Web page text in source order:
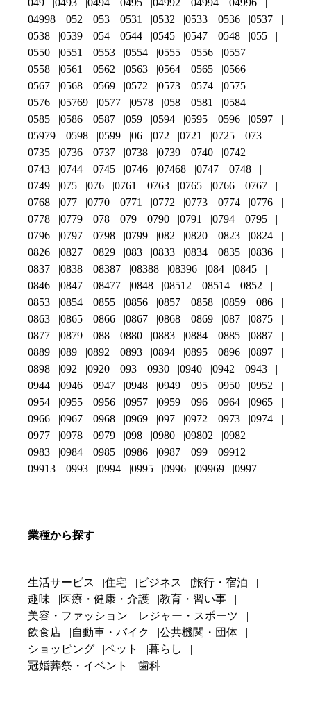
049 0493 0494 0495 04992 04994
04996
04998
052 053 0531 0532 0533 0536
0537
0538
0539 054 0544 0545 0547 0548
055
0550
0551 0553 0554 0555 0556
0557
0558
0561 0562 0563 0564 0565
0566
0567
0568 0569 0572 0573 0574
0575
0576
05769 0577 0578 058 0581
0584
0585
0586 0587 059 0594 0595 0596
0597
05979
0598 0599 06 072 0721 0725
073
0735
0736 0737 0738 0739 0740
0742
0743
0744 0745 0746 07468 0747
0748
0749
075 076 0761 0763 0765 0766
0767
0768
077 0770 0771 0772 0773 0774
0776
0778
0779 078 079 0790 0791 0794
0795
0796
0797 0798 0799 082 0820 0823
0824
0826
0827 0829 083 0833 0834 0835
0836
0837
0838 08387 08388 08396 084
0845
0846
0847 08477 0848 08512 08514
0852
0853
0854 0855 0856 0857 0858 0859
086
0863
0865 0866 0867 0868 0869 087
0875
0877
0879 088 0880 0883 0884 0885
0887
0889
089 0892 0893 0894 0895 0896
0897
0898
092 0920 093 0930 0940 0942
0943
0944
0946 0947 0948 0949 095 0950
0952
0954
0955 0956 0957 0959 096 0964
0965
0966
0967 0968 0969 097 0972 0973
0974
0977
0978 0979 098 0980 09802
0982
0983
0984 0985 0986 0987 099
09912
09913
0993 0994 0995 0996 09969 0997
業種から探す
生活サービス 住宅 ビジネス
旅行・宿泊
趣味
医療・健康・介護
教育・習い事
美容・ファッション
レジャー・スポーツ
飲食店
自動車・バイク
公共機関・団体
ショッピング
ペット
暮らし
冠婚葬祭・イベント
歯科